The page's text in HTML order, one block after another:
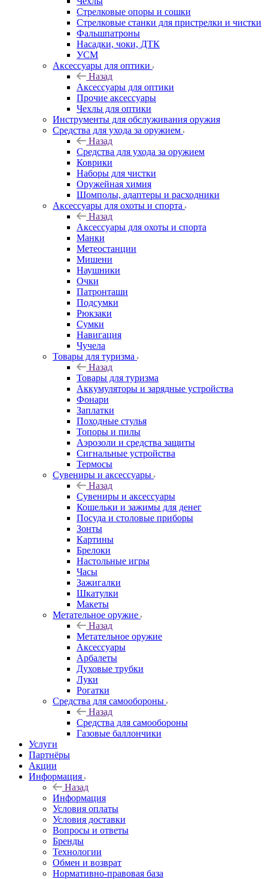
Стрелковые опоры и сошки
Стрелковые станки для пристрелки и чистки
Фальшпатроны
Насадки, чоки, ДТК
УСМ
Аксессуары для оптики
Назад
Аксессуары для оптики
Прочие аксессуары
Чехлы для оптики
Инструменты для обслуживания оружия
Средства для ухода за оружием
Назад
Средства для ухода за оружием
Коврики
Наборы для чистки
Оружейная химия
Шомполы, адаптеры и расходники
Аксессуары для охоты и спорта
Назад
Аксессуары для охоты и спорта
Манки
Метеостанции
Мишени
Наушники
Очки
Патронташи
Подсумки
Рюкзаки
Сумки
Навигация
Чучела
Товары для туризма
Назад
Товары для туризма
Аккумуляторы и зарядные устройства
Фонари
Заплатки
Походные стулья
Топоры и пилы
Аэрозоли и средства защиты
Сигнальные устройства
Термосы
Сувениры и аксессуары
Назад
Сувениры и аксессуары
Кошельки и зажимы для денег
Посуда и столовые приборы
Зонты
Картины
Брелоки
Настольные игры
Часы
Зажигалки
Шкатулки
Макеты
Метательное оружие
Назад
Метательное оружие
Аксессуары
Арбалеты
Духовые трубки
Луки
Рогатки
Средства для самообороны
Назад
Средства для самообороны
Газовые баллончики
Услуги
Партнёры
Акции
Информация
Назад
Информация
Условия оплаты
Условия доставки
Вопросы и ответы
Бренды
Технологии
Обмен и возврат
Нормативно-правовая база